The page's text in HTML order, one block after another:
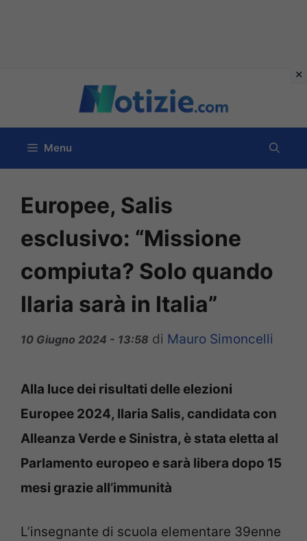
contenuto
Menu
Europee, Salis
esclusivo: “Missione
compiuta? Solo quando
Ilaria sarà in Italia”
10 Giugno 2024 - 13:58 di Mauro Simoncelli
Alla luce dei risultati delle elezioni
Europee 2024, Ilaria Salis, candidata con
Alleanza Verde e Sinistra, è stata eletta al
Parlamento europeo e sarà libera dopo 15
mesi grazie all’immunità
L’insegnante di scuola elementare 39enne